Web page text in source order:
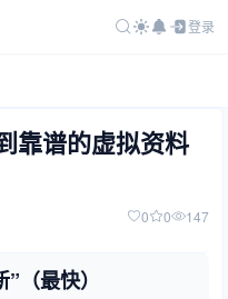
登录
靠谱的虚拟资料
0 0 147
（最快）